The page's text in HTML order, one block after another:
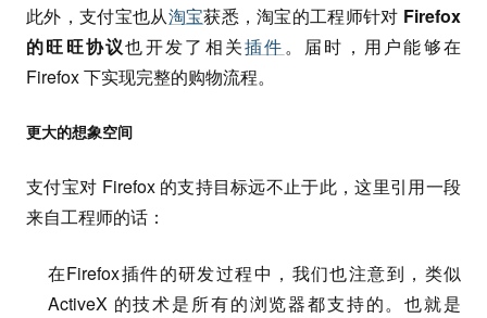
此外，支付宝也从淘宝获悉，淘宝的工程师针对 Firefox
的旺旺协议也开发了相关插件。届时，用户能够在
Firefox 下实现完整的购物流程。
更大的想象空间
支付宝对 Firefox 的支持目标远不止于此，这里引用一段
来自工程师的话：
在Firefox插件的研发过程中，我们也注意到，类似
ActiveX 的技术是所有的浏览器都支持的。也就是